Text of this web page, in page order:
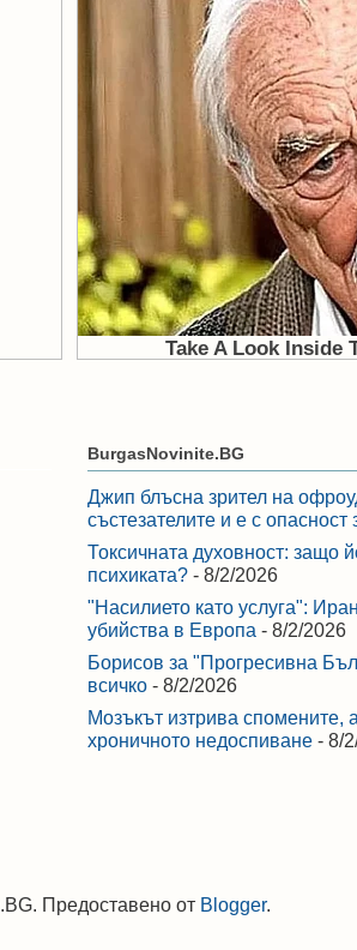
BurgasNovinite.BG
Джип блъсна зрител на
състезателите и е с опасност
Токсичната духовност: защо
психиката? - 8/2/2026
"Насилието като услуга":
убийства в Европа - 8/2/2026
Борисов за "Прогресивна
всичко - 8/2/2026
Мозъкът изтрива спомените,
хроничното недоспиване - 8/
Предоставено от Blogger.